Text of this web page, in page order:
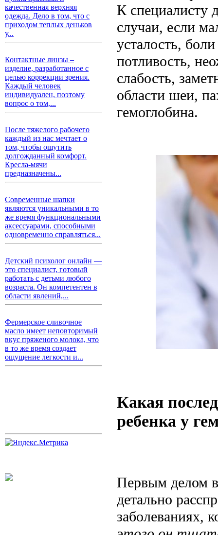
качественная верхняя
одежда. Дело в том, что с
приходом теплых деньков
у...
Контактные линзы –
изделие, разработанное с
целью коррекции зрения.
Каждый человек
индивидуален, поэтому
вопрос о том,...
После тяжелого рабочего
каждый из нас мечтает о
том, чтобы ощутить
долгожданный комфорт.
Кресла-мячи
предназначены...
Современные шапки
являются уникальными в то
же время функциональными
аксессуарами, способными
одновременно справляться...
Детский психолог онлайн —
это специалист, готовый
работать с детьми любого
возраста. Он компетентен в
области явлений,...
Фермерское сливочное
масло имеет неповторимый
вкус пряженого молока, что
в то же время создает
ощущение легкости и...
К специалисту
случаи, если
усталость,
потливость,
слабость,
области шеи,
гемоглобина.
Какая
ребенка у
Первым делом
детально
заболеваниях,